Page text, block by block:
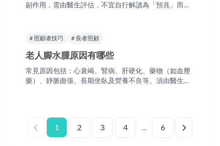
副作用，需由醫生評估，不宜自行解讀為「預兆」而延
# 照顧者技巧 # 長者照顧
老人腳水腫原因有哪些
常見原因包括：心衰竭、腎病、肝硬化、藥物（如血壓
藥）、靜脈曲張、長期坐臥及營養不良等。須由醫生檢
1 2 3 4 6